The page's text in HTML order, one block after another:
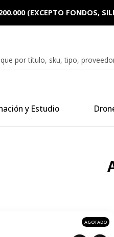
y Estudio
(EXCEPTO FONDOS,
AGOTADO